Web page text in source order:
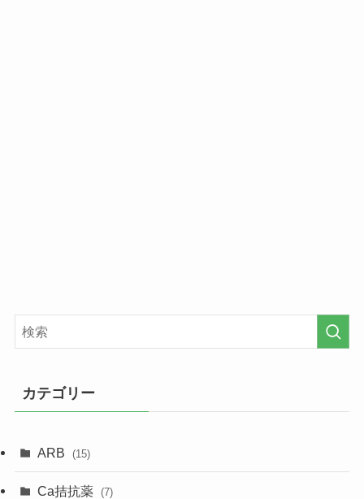
カテゴリー
ARB (15)
Ca拮抗薬 (7)